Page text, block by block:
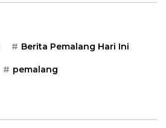
Berita Pemalang Hari Ini
pemalang